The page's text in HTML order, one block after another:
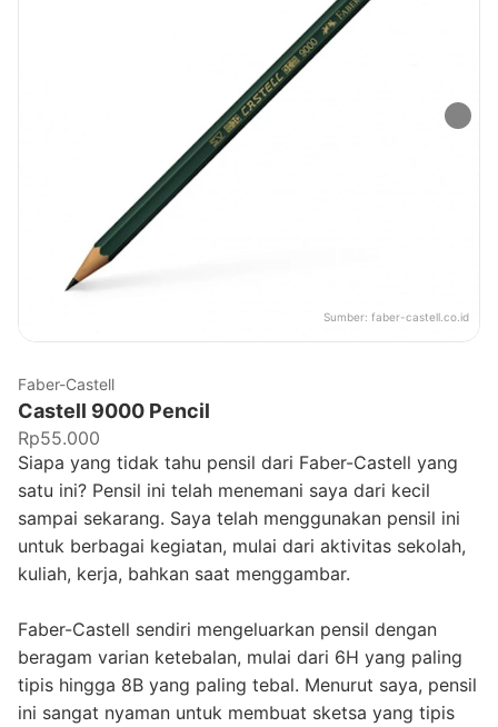
Sumber: faber-castell.co.id
Faber-Castell
Castell 9000 Pencil
Rp55.000
Siapa yang tidak tahu pensil dari Faber-Castell yang
satu ini? Pensil ini telah menemani saya dari kecil
sampai sekarang. Saya telah menggunakan pensil ini
untuk berbagai kegiatan, mulai dari aktivitas sekolah,
kuliah, kerja, bahkan saat menggambar.
Faber-Castell sendiri mengeluarkan pensil dengan
beragam varian ketebalan, mulai dari 6H yang paling
tipis hingga 8B yang paling tebal. Menurut saya, pensil
ini sangat nyaman untuk membuat sketsa yang tipis